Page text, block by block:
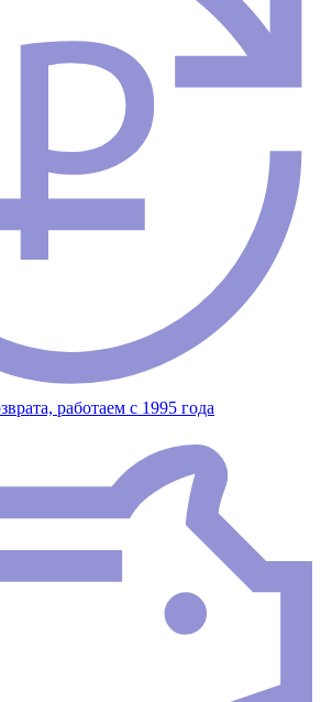
работаем с 1995 года